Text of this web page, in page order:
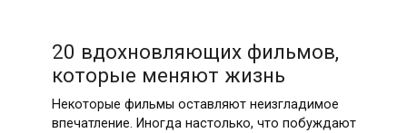
20 вдохновляющих фильмов,
которые меняют жизнь
Некоторые фильмы оставляют неизгладимое
впечатление. Иногда настолько, что побуждают